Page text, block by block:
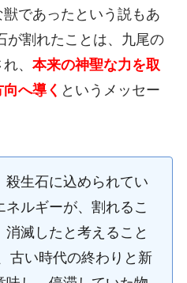
であったという説もあ
が割れたことは、九尾の
、 本来の神聖な力を取
へ導く というメッセー
殺生石に込められてい
ルギーが、割れるこ
消滅したと考えること
古い時代の終わりと新